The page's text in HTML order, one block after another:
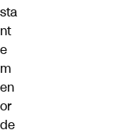
sta
nt
e
m
en
or
de